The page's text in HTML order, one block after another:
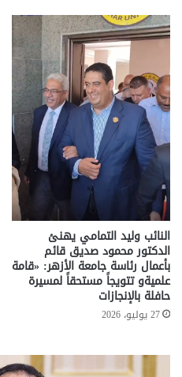
النائب وليد التمامي يهنئ
الدكتور محمود صديق قائم
بأعمال رئاسة جامعة الأزهر: «قامة
علميةو تتويجاً مستحقاً لمسيرة
حافلة بالإنجازات
27 يوليو، 2026
تحركات